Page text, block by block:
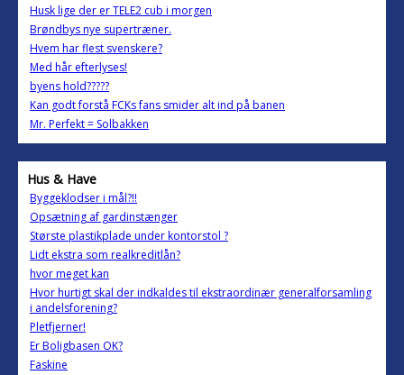
Husk lige der er TELE2 cub i morgen
Brøndbys nye supertræner.
Hvem har flest svenskere?
Med hår efterlyses!
byens hold?????
Kan godt forstå FCKs fans smider alt ind på banen
Mr. Perfekt = Solbakken
Hus & Have
Byggeklodser i mål?!!
Opsætning af gardinstænger
Største plastikplade under kontorstol ?
Lidt ekstra som realkreditlån?
hvor meget kan
Hvor hurtigt skal der indkaldes til ekstraordinær generalforsamling
i andelsforening?
Pletfjerner!
Er Boligbasen OK?
Faskine